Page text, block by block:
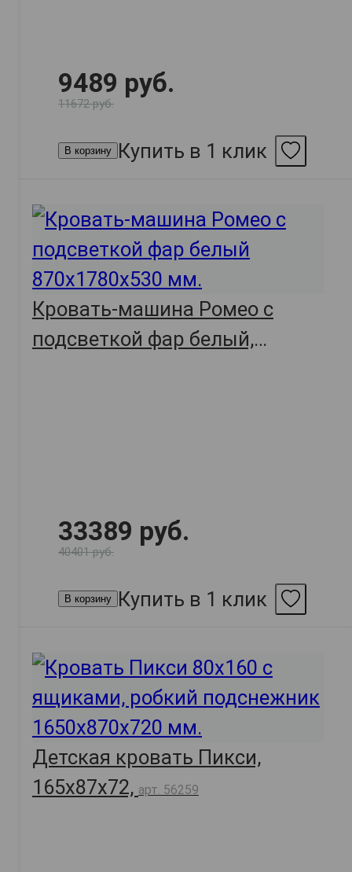
9489 руб.
11672 руб.
В корзину Купить в 1 клик
Кровать-машина Ромео с
подсветкой фар белый,
33389 руб.
40401 руб.
В корзину Купить в 1 клик
Детская кровать Пикси,
165х87х72, арт. 56259